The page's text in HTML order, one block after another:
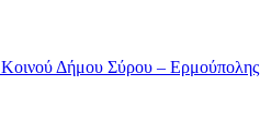
Δήμου Σύρου – Ερμούπολης